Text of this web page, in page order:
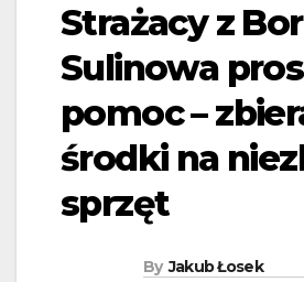
Strażacy z
Sulinowa
pomoc –
środki na
sprzęt
By Jakub Łosek